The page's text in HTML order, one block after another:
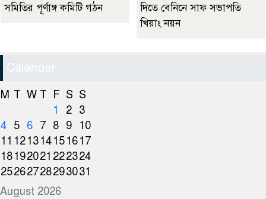
সমিতির পূর্ণাঙ্গ কমিটি গঠন
দিতে বেনিনে সাফ সভাপতি
খিয়াং নয়ন
Calender
August 2026
M T W T F S S
1
2 3
4 5 6 7 8 9
10
11 121314151617
18192021 222324
25262728293031